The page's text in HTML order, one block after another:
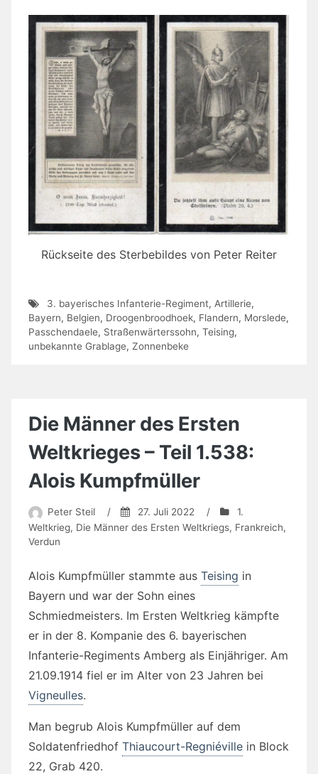
Rückseite des Sterbebildes von Peter Reiter
3. bayerisches Infanterie-Regiment, Artillerie,
Bayern, Belgien, Droogenbroodhoek, Flandern, Morslede,
Passchendaele, Straßenwärterssohn, Teising,
unbekannte Grablage, Zonnenbeke
Die Männer des Ersten
Weltkrieges – Teil 1.538:
Alois Kumpfmüller
Peter Steil / 27. Juli 2022 /
1.
Weltkrieg, Die Männer des Ersten Weltkriegs, Frankreich,
Verdun
Alois Kumpfmüller stammte aus Teising in
Bayern und war der Sohn eines
Schmiedmeisters. Im Ersten Weltkrieg kämpfte
er in der 8. Kompanie des 6. bayerischen
Infanterie-Regiments Amberg als Einjähriger. Am
21.09.1914 fiel er im Alter von 23 Jahren bei
Vigneulles.
Man begrub Alois Kumpfmüller auf dem
Soldatenfriedhof Thiaucourt-Regniéville in Block
22, Grab 420.